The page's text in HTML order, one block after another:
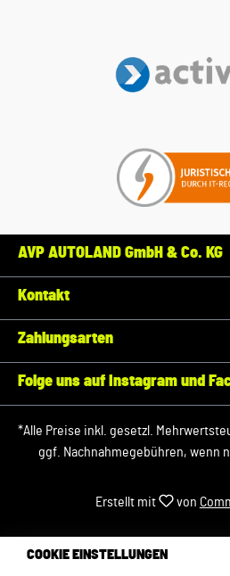
AVP AUTOLAND GmbH & Co. KG
Kontakt
Zahlungsarten
Folge uns auf Instagram und
*Alle Preise inkl. gesetzl.
ggf. Nachnahmegebühren, wenn
Erstellt mit von
COOKIE EINSTELLUNGEN